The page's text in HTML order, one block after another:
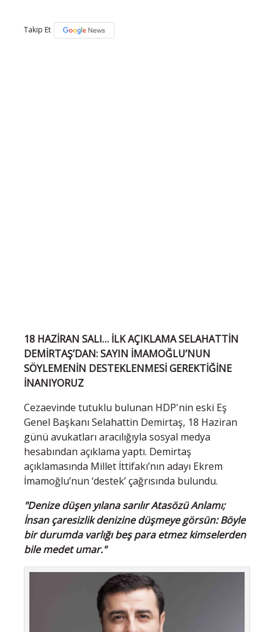
Takip Et
18 HAZİRAN SALI… İLK AÇIKLAMA SELAHATTİN
DEMİRTAŞ’DAN: SAYIN İMAMOĞLU’NUN
SÖYLEMENİN DESTEKLENMESİ GEREKTİĞİNE
İNANIYORUZ
Cezaevinde tutuklu bulunan HDP'nin eski Eş
Genel Başkanı Selahattin Demirtaş, 18 Haziran
günü avukatları aracılığıyla sosyal medya
hesabından açıklama yaptı. Demirtaş
açıklamasında Millet İttifakı’nın adayı Ekrem
İmamoğlu’nun ‘destek’ çağrısında bulundu.
"Denize düşen yılana sarılır Atasözü Anlamı;
İnsan çaresizlik denizine düşmeye görsün: Böyle
bir durumda varlığı beş para etmez kimselerden
bile medet umar."